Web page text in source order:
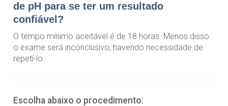
de pH para se ter um resultado
confiável?
O tempo mínimo aceitável é de 18 horas. Menos disso
o exame será inconclusivo, havendo necessidade de
repetí-lo.
Escolha abaixo o procedimento: